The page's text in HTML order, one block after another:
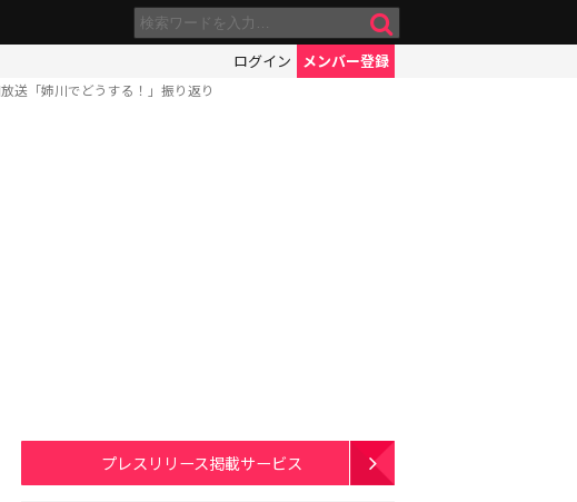
ログイン メンバー登録
送「姉川でどうする！」振り返り
プレスリリース掲載サービス